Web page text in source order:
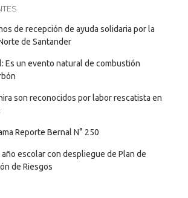
de recepción de ayuda solidaria por la
de Santander
Es un evento natural de combustión
son reconocidos por labor rescatista en
Reporte Bernal N° 250
escolar con despliegue de Plan de
de Riesgos